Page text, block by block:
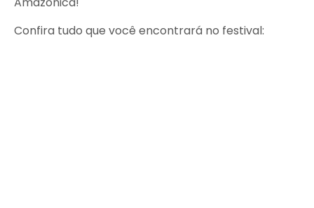
Confira tudo que você encontrará no festival: